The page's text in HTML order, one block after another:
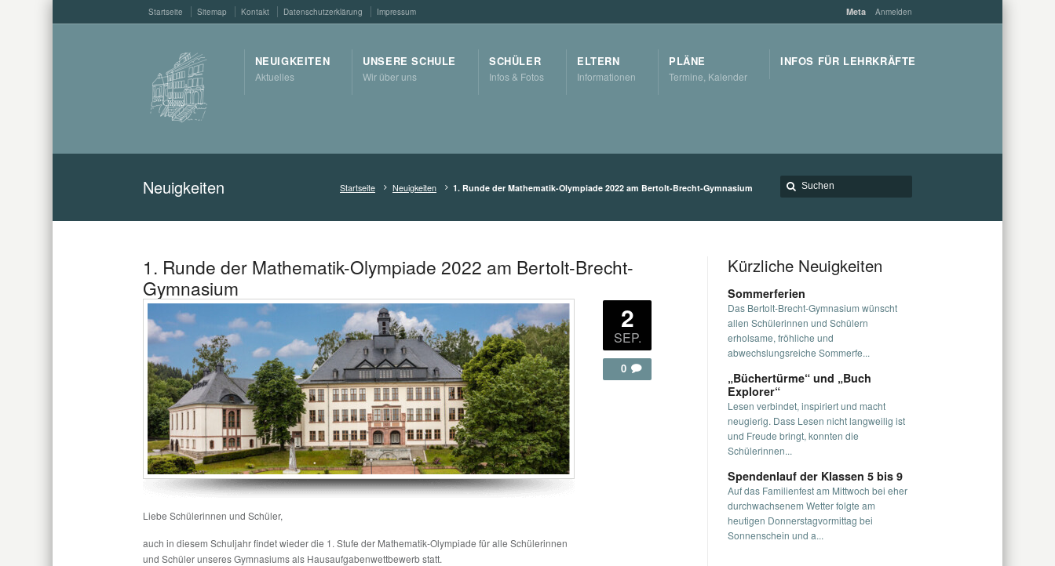
Startseite Sitemap Kontakt Datenschutzerklärung Impressum Meta Anmelden
NEUIGKEITEN
Aktuelles
UNSERE SCHULE
Wir über uns
SCHÜLER
Infos & Fotos
ELTERN
Informationen
PLÄNE
Termine, Kalender
INFOS FÜR LEHRKRÄFTE
Neuigkeiten Startseite Neuigkeiten 1. Runde der Mathematik-Olympiade 2022 am Bertolt-Brecht-Gymnasium
1. Runde der Mathematik-Olympiade 2022 am Bertolt-Brecht-
Gymnasium
Liebe Schülerinnen und Schüler,
auch in diesem Schuljahr findet wieder die 1. Stufe der Mathematik-Olympiade für alle Schülerinnen
und Schüler unseres Gymnasiums als Hausaufgabenwettbewerb statt.
2
SEP.
0
Kürzliche Neuigkeiten
Sommerferien
Das Bertolt-Brecht-Gymnasium wünscht
allen Schülerinnen und Schülern
erholsame, fröhliche und
abwechslungsreiche Sommerfe...
„Büchertürme“ und „Buch
Explorer“
Lesen verbindet, inspiriert und macht
neugierig. Dass Lesen nicht langweilig ist
und Freude bringt, konnten die
Schülerinnen...
Spendenlauf der Klassen 5 bis 9
Auf das Familienfest am Mittwoch bei eher
durchwachsenem Wetter folgte am
heutigen Donnerstagvormittag bei
Sonnenschein und a...